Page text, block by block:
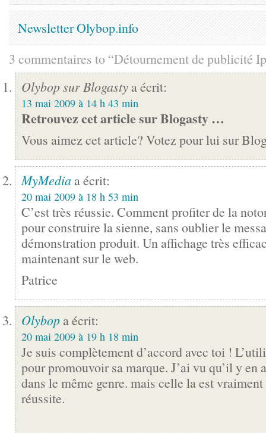
Newsletter Olybop.info
3 commentaires to “Détournement de publicité
Olybop sur Blogasty a écrit:
13 mai 2009 à 14 h 43 min
Retrouvez cet article sur Blogasty …
Vous aimez cet article? Votez pour lui sur
MyMedia a écrit:
20 mai 2009 à 18 h 53 min
C’est très réussie. Comment profiter de la
pour construire la sienne, sans oublier le
démonstration produit. Un affichage très
maintenant sur le web.
Patrice
Olybop a écrit:
20 mai 2009 à 19 h 18 min
Je suis complètement d’accord avec toi !
pour promouvoir sa marque. J’ai vu qu’il y en
dans le même genre. mais celle la est
réussite.